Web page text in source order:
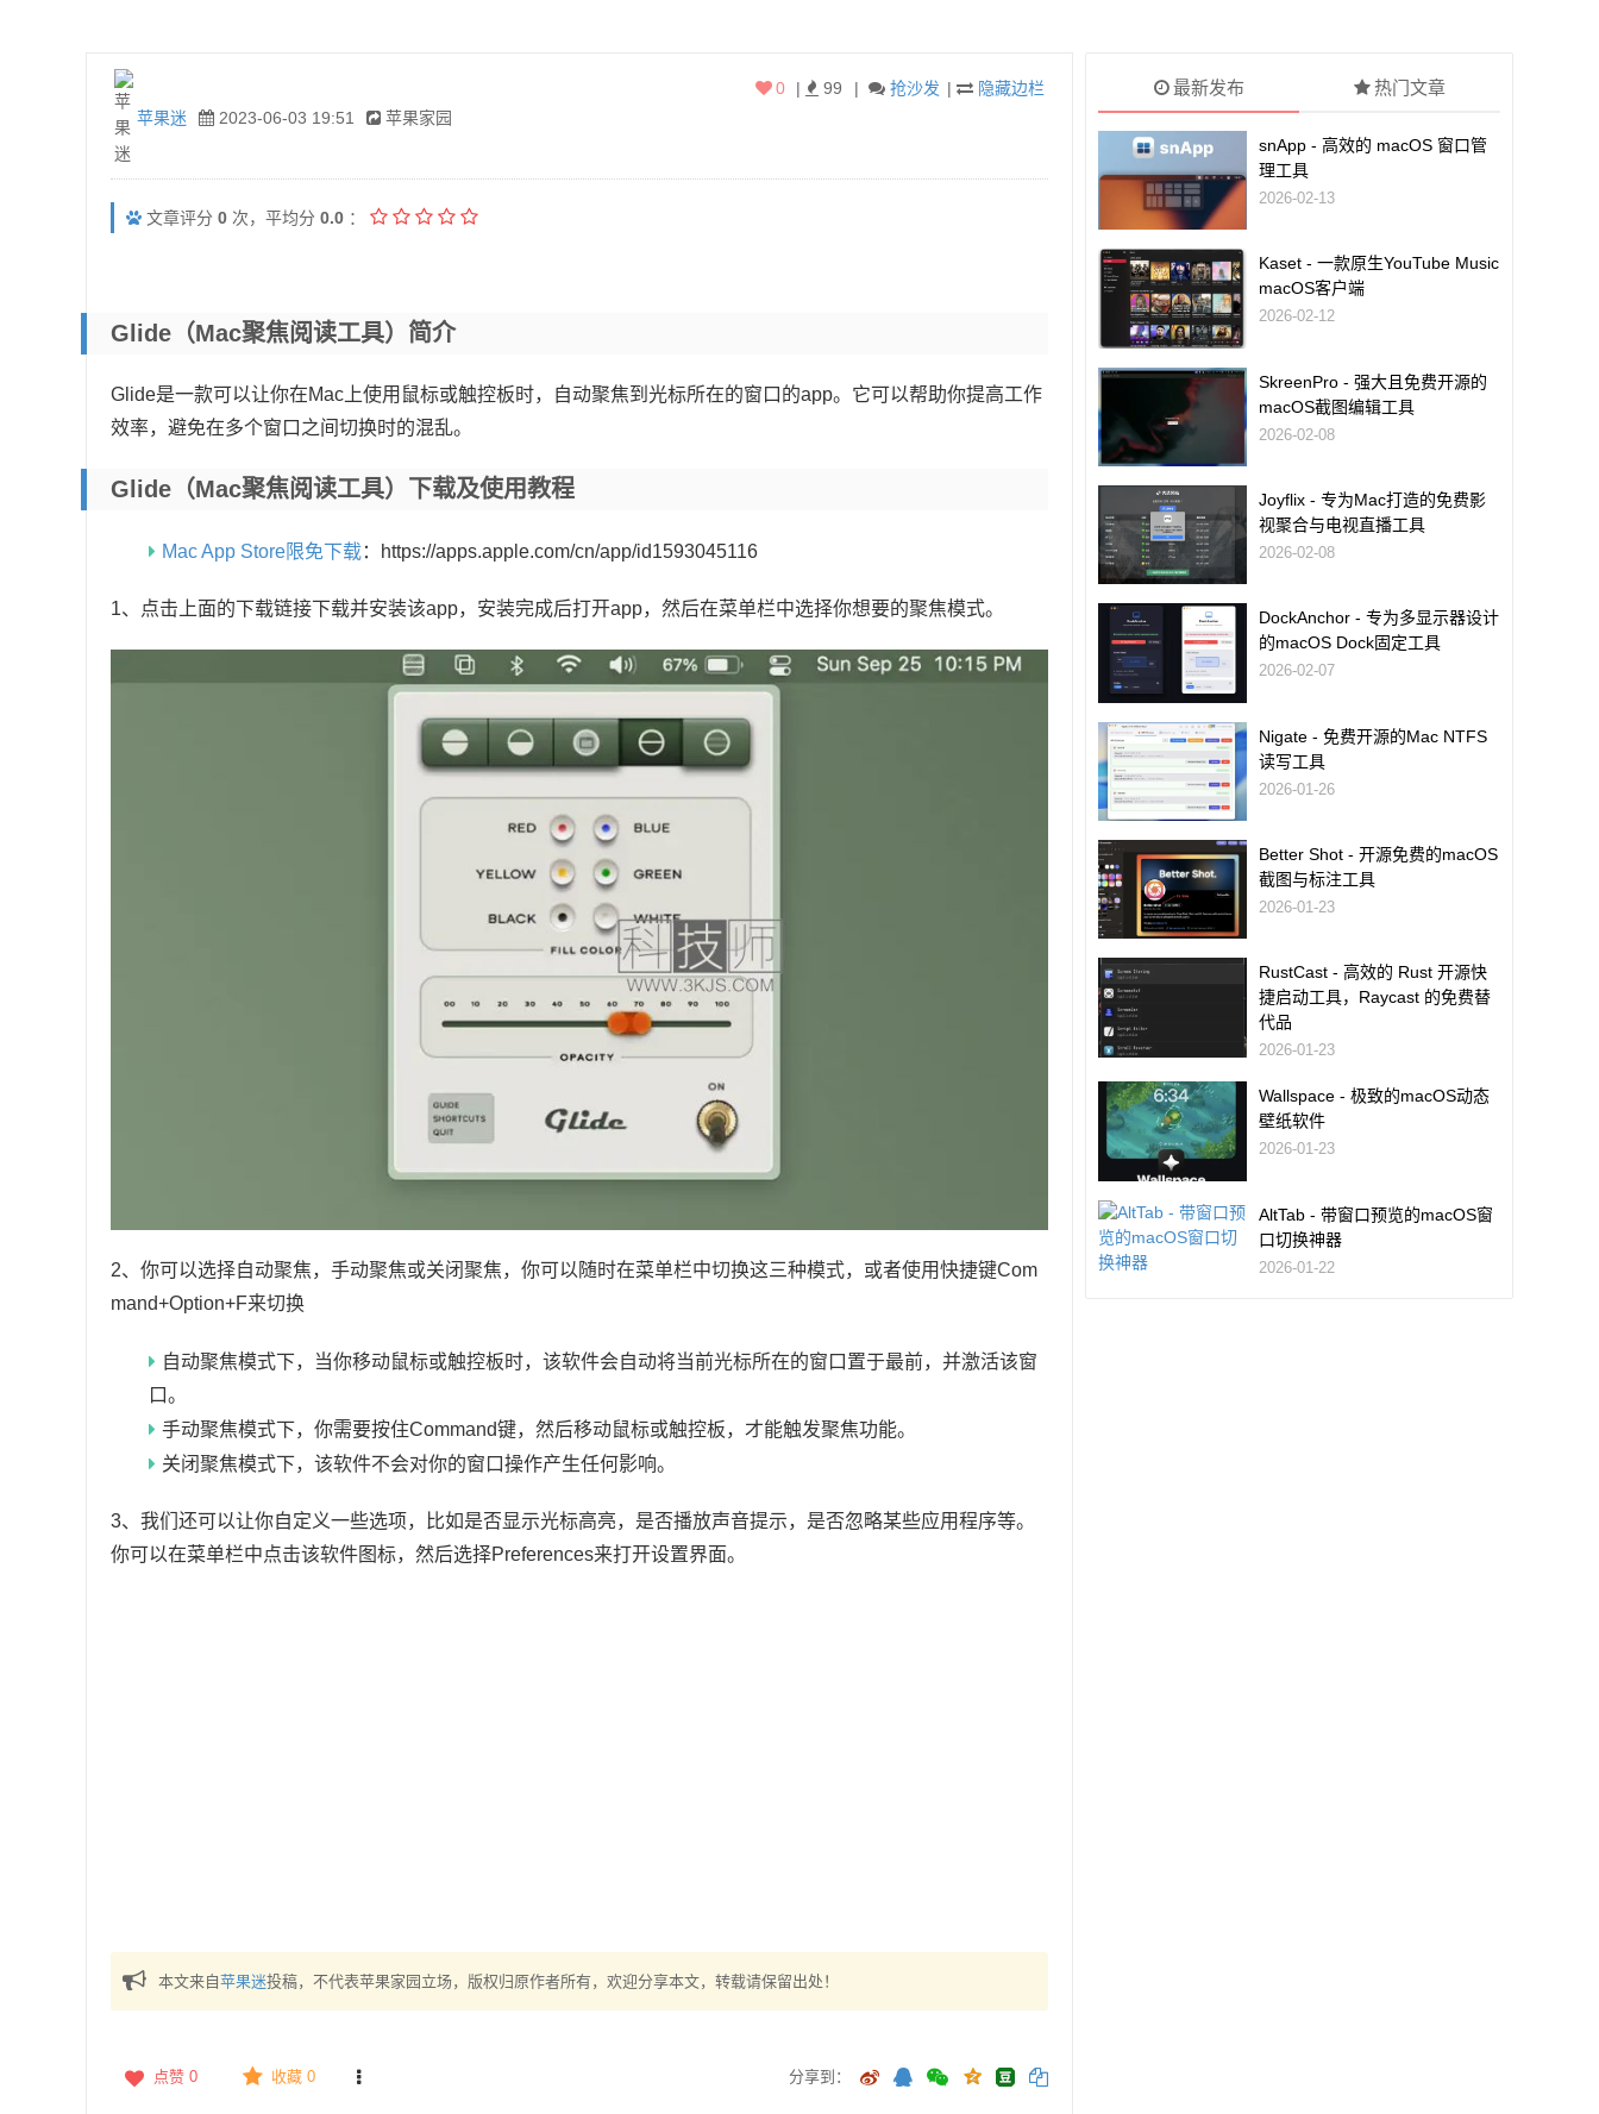
苹果迷 2023-06-03 19:51 苹果家园
| 隐藏边栏
| 抢沙发
| 99
0
文章评分 0 次，平均分 0.0 ：
Glide（Mac聚焦阅读工具）简介
Glide是一款可以让你在Mac上使用鼠标或触控板时，自动聚焦到光标所在的窗口的app。它可以帮助你提高工作
效率，避免在多个窗口之间切换时的混乱。
Glide（Mac聚焦阅读工具）下载及使用教程
Mac App Store限免下载：https://apps.apple.com/cn/app/id1593045116
1、点击上面的下载链接下载并安装该app，安装完成后打开app，然后在菜单栏中选择你想要的聚焦模式。
2、你可以选择自动聚焦，手动聚焦或关闭聚焦，你可以随时在菜单栏中切换这三种模式，或者使用快捷键Com
mand+Option+F来切换
自动聚焦模式下，当你移动鼠标或触控板时，该软件会自动将当前光标所在的窗口置于最前，并激活该窗
口。
手动聚焦模式下，你需要按住Command键，然后移动鼠标或触控板，才能触发聚焦功能。
关闭聚焦模式下，该软件不会对你的窗口操作产生任何影响。
3、我们还可以让你自定义一些选项，比如是否显示光标高亮，是否播放声音提示，是否忽略某些应用程序等。
你可以在菜单栏中点击该软件图标，然后选择Preferences来打开设置界面。
本文来自苹果迷投稿，不代表苹果家园立场，版权归原作者所有，欢迎分享本文，转载请保留出处！
点赞 0 收藏 0 分享到：
最新发布 热门文章
snApp - 高效的 macOS 窗口管
理工具
2026-02-13
Kaset - 一款原生YouTube Music
macOS客户端
2026-02-12
SkreenPro - 强大且免费开源的
macOS截图编辑工具
2026-02-08
Joyflix - 专为Mac打造的免费影
视聚合与电视直播工具
2026-02-08
DockAnchor - 专为多显示器设计
的macOS Dock固定工具
2026-02-07
Nigate - 免费开源的Mac NTFS
读写工具
2026-01-26
Better Shot - 开源免费的macOS
截图与标注工具
2026-01-23
RustCast - 高效的 Rust 开源快
捷启动工具，Raycast 的免费替
代品
2026-01-23
Wallspace - 极致的macOS动态
壁纸软件
2026-01-23
AltTab - 带窗口预览的macOS窗
口切换神器
2026-01-22